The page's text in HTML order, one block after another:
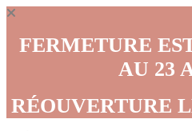
FERMETURE
AU 23
RÉOUVERTURE
Panneau de gestion des cookies